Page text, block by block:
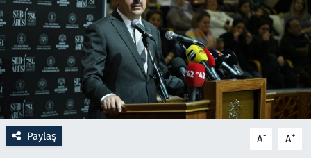
Paylaş A- A+
Rüya Tabirleri
Sağlık
Savunma Sanayi
Seçim 2023